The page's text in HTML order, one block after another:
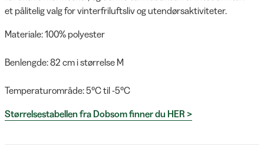
et pålitelig valg for vinterfriluftsliv og utendørsaktiviteter.
Materiale: 100% polyester
Benlengde: 82 cm i størrelse M
Temperaturområde: 5°C til -5°C
Størrelsestabellen fra Dobsom finner du HER >